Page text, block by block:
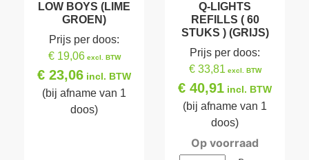
LOW BOYS (LIME
GROEN)
Prijs per doos:
€ 19,06excl. BTW
€ 23,06 incl. BTW
(bij afname van 1
doos)
Q-LIGHTS
REFILLS ( 60
STUKS ) (GRIJS)
Prijs per doos:
€ 33,81excl. BTW
€ 40,91 incl. BTW
(bij afname van 1
doos)
Op voorraad